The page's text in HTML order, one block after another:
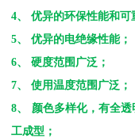
4、 优异的环保性能和可
5、 优异的电绝缘性能；
6、 硬度范围广泛；
7、 使用温度范围广泛；
8、 颜色多样化，有全
工成型；